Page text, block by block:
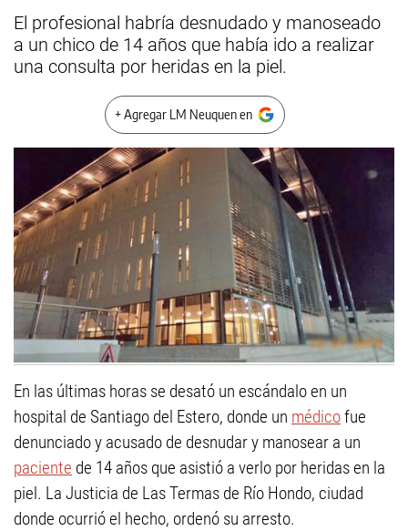
El profesional habría desnudado y manoseado
a un chico de 14 años que había ido a realizar
una consulta por heridas en la piel.
+ Agregar LM Neuquen en
En las últimas horas se desató un escándalo en un
hospital de Santiago del Estero, donde un médicofue
denunciado y acusado de desnudar y manosear a un
paciente de 14 años que asistió a verlo por heridas en la
piel. La Justicia de Las Termas de Río Hondo, ciudad
donde ocurrió el hecho, ordenó su arresto.